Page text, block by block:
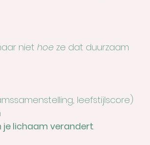
niet hoe ze dat duurzaam
leefstijlscore)
je lichaam verandert.